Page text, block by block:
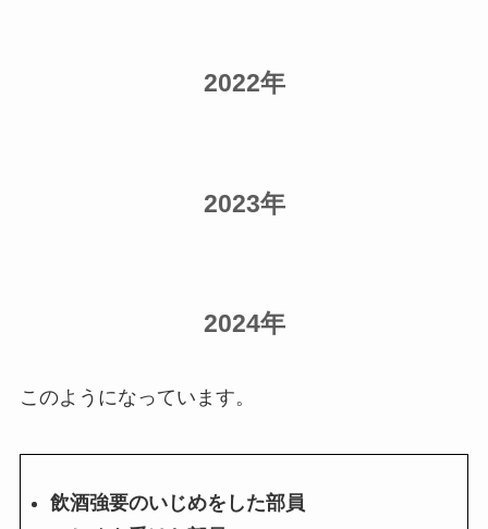
2022年
2023年
2024年
このようになっています。
飲酒強要のいじめをした部員